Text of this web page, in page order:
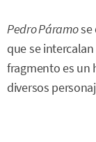
Pedro Páramose
que se
fragmento es un
diversos